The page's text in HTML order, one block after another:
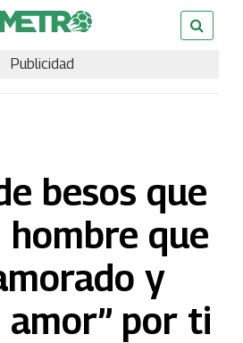
Publicidad
besos que
que
y
amor” por ti